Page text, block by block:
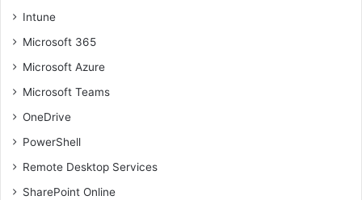
Intune
Microsoft 365
Microsoft Azure
Microsoft Teams
OneDrive
PowerShell
Remote Desktop Services
SharePoint Online